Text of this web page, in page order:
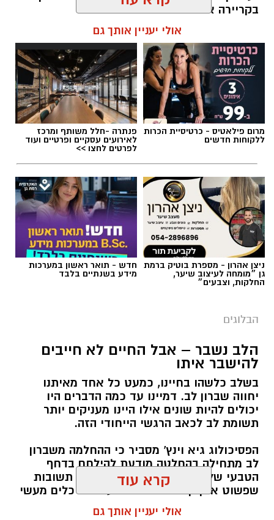
בקריירה אחת בלבד.
האם גם אתם כאלה?
אלדה נתנאל / 09:20 07.08.26
אולי יעניין אותך גם
מרום פילאטיס - כרטיסיית הכרות
ללקוחות חדשים
פנתרה -חלל משותף ומרכז
לאירועים עסקיים ופרטיים ועוד
לפרטים לחצו >>
ניצן אהרון - מספרת בוטיק ברמת
גן ״מומחה לעיצוב שיער,
החלקות, וצבעים״
חדש - תואר ראשון במערכות
מידע בשנתיים בלבד
הבלוגים
הלב נשבר – אבל החיים לא חייבים
להישבר איתו
בשלב כלשהו בחיינו, כמעט כל אחד מאיתנו
יחווה שברון לב. דמיינו עד כמה הדברים היו
יכולים להיות שונים אילו היינו מעניקים יותר
תשומת לב לכאב הרגשי הייחודי הזה.
הפסיכולוג גיא וינץ' מסביר כי ההחלמה משברון
לב מתחילה בהחלטה מודעת להילחם בדחף
הטבעי שלנו לייפות את העבר ולחפש תשובות
שפשוט אינן קיימות. הוא מציע ארגז כלים מעשי
שיעזור לנו, בהדרגה, להשתחרר מהכאב ולהמשיך
קרא עוד
אולי יעניין אותך גם